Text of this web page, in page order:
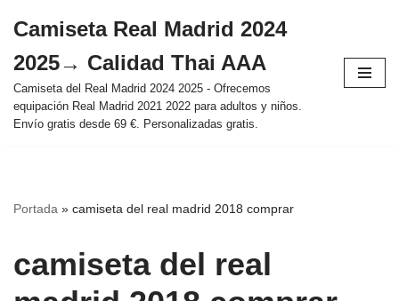
al
contenido
Camiseta Real Madrid 2024
2025→ Calidad Thai AAA
Camiseta del Real Madrid 2024 2025 - Ofrecemos
equipación Real Madrid 2021 2022 para adultos y niños.
Envío gratis desde 69 €. Personalizadas gratis.
Portada » camiseta del real madrid 2018 comprar
camiseta del real